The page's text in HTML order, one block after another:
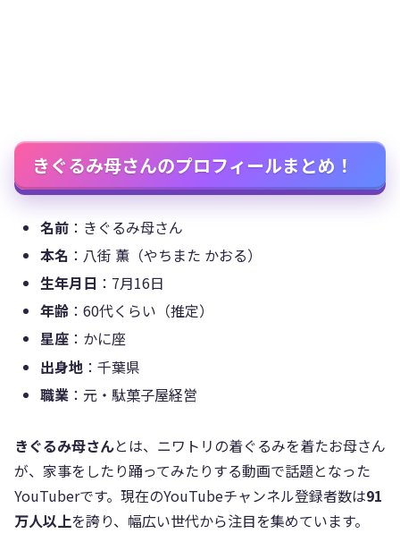
きぐるみ母さんのプロフィールまとめ！
名前 ：きぐるみ母さん
本名 ：八街 薫（やちまた かおる）
生年月日 ：7月16日
年齢 ：60代くらい（推定）
星座 ：かに座
出身地 ：千葉県
職業 ：元・駄菓子屋経営
きぐるみ母さんとは、ニワトリの着ぐるみを着たお母さん
が、家事をしたり踊ってみたりする動画で話題となった
YouTuberです。現在のYouTubeチャンネル登録者数は91
万人以上を誇り、幅広い世代から注目を集めています。